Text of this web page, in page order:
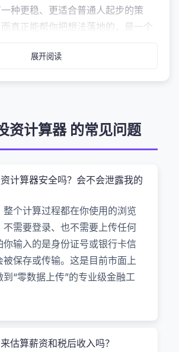
种更稳、更适合普通人起步的策
而真正能帮你把想法落地的，是一个
你的钱包装了个小雷达，提前看清
个帮你估算“买股票后每年拿多少分
涨多少”的工具。比如你投入1万元
的股票，然后每年都把分红重新买
设价格不变），那么第5年、第10
有多少股、多少钱？这个计算器就能
于：所有计算都在你的电脑或手机上
展开阅读
资计算器 的常见问题
计算器安全吗？会不会泄露我的
整个计算过程都在你使用的浏览
不需要登录、也不需要上传任何
你输入的是身份证号或银行卡信
被保存或传输。这是目前市面上
到“零数据上传”的专业级金融工
估算薪资和税后收入吗？